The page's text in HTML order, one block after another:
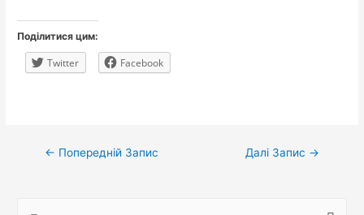
Поділитися цим:
Twitter Facebook
Навігація
← Попередній Запис Далі Запис →